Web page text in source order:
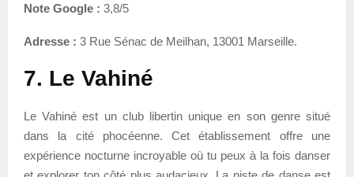
Note Google : 3,8/5
Adresse : 3 Rue Sénac de Meilhan, 13001 Marseille.
7. Le Vahiné
Le Vahiné est un club libertin unique en son genre situé
dans la cité phocéenne. Cet établissement offre une
expérience nocturne incroyable où tu peux à la fois danser